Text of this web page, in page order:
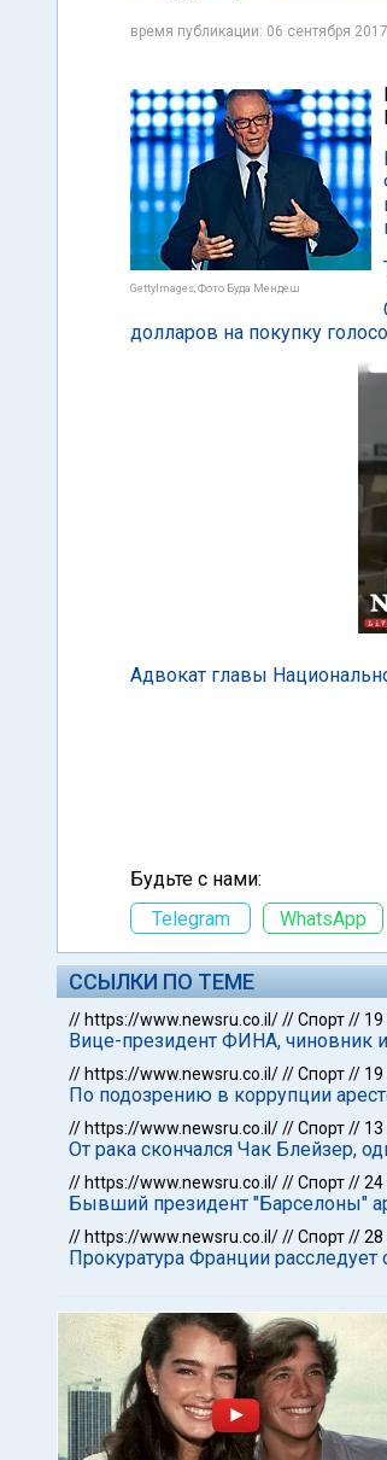
время публикации: 06 сентября
GettyImages, Фото Буда Мендеш
долларов на покупку
Адвокат главы
Будьте с нами:
Telegram
WhatsApp
ССЫЛКИ ПО ТЕМЕ
// https://www.newsru.co.il///Спорт//
Вице-президент ФИНА, чиновник
// https://www.newsru.co.il///Спорт//
По подозрению в коррупции
// https://www.newsru.co.il///Спорт//
От рака скончался Чак Блейзер,
// https://www.newsru.co.il///Спорт//24
Бывший президент "Барселоны"
// https://www.newsru.co.il///Спорт//28
Прокуратура Франции